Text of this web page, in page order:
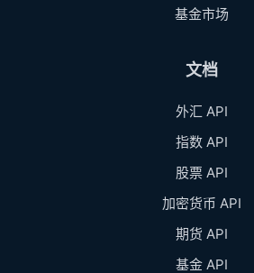
基金市场
文档
外汇 API
指数 API
股票 API
加密货币 API
期货 API
基金 API